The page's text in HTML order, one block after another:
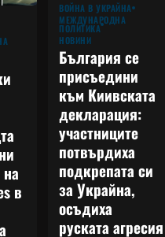
в
ВОЙНА В УКРАЙНА
МЕЖДУНАРОДНА
ПОЛИТИКА
НОВИНИ
България се
присъедини
към Киивската
декларация:
участниците
потвърдиха
подкрепата си
за Украйна,
осъдиха
руската агресия